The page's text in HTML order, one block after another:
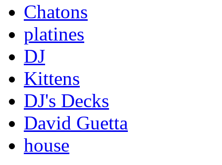
Chatons
platines
DJ
Kittens
DJ's Decks
David Guetta
house